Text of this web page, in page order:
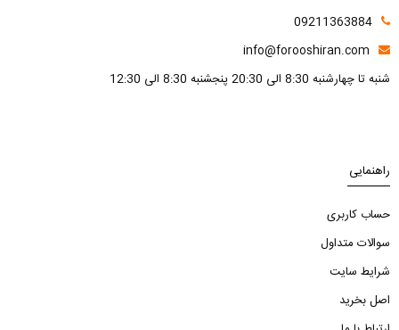
09211363884
info@forooshiran.com
شنبه تا چهارشنبه 8:30 الی 20:30 پنجشنبه 8:30 الی 12:30
راهنمایی
حساب کاربری
سوالات متداول
شرایط سایت
اصل بخرید